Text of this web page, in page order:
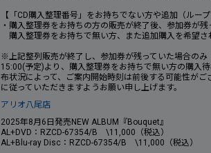
【「CD購入整理番号」をお持ちでない方や追加（ルー
・購入整理券をお持ちの方の販売が終了後、参加券が
購入整理券をお持ちで無い方、また追加購入を希望さ
※上記整列販売が終了し、参加券が残っていた場合のみ
15:00(予定)より、購入整理券をお持ちで無い方の購入
布状況によって、ご案内開始時刻は前後する可能性が
に従っていただきますようお願い申し上げます。
アリオ八尾店
2025年8月6日発売NEW ALBUM『Bouquet』
AL+DVD：RZCD-67354/B \11,000（税込）
AL+Blu-ray Disc：RZCD-67354/B \11,000（税込）